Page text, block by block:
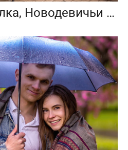
Весенняя прогулка, Новодевичьи пруды, Москва